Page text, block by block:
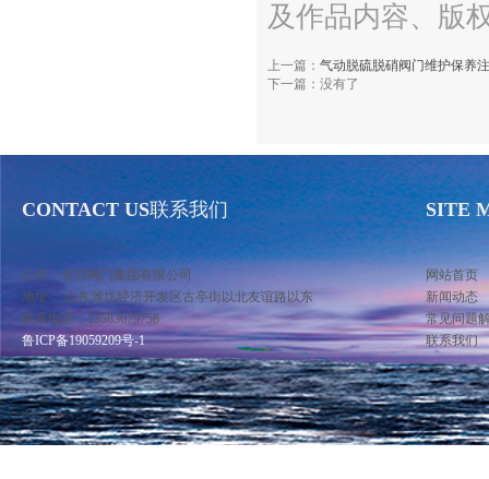
及作品内容、版
上一篇： 气动脱硫脱硝阀门维护保养
下一篇：没有了
CONTACT US联系我们
公司：北方阀门集团有限公司
地址： 山东潍坊经济开发区古亭街以北友谊路以东
联系电话：13583679758
鲁ICP备19059209号-1
SITE
网站首页
新闻动态
常见问题
联系我们